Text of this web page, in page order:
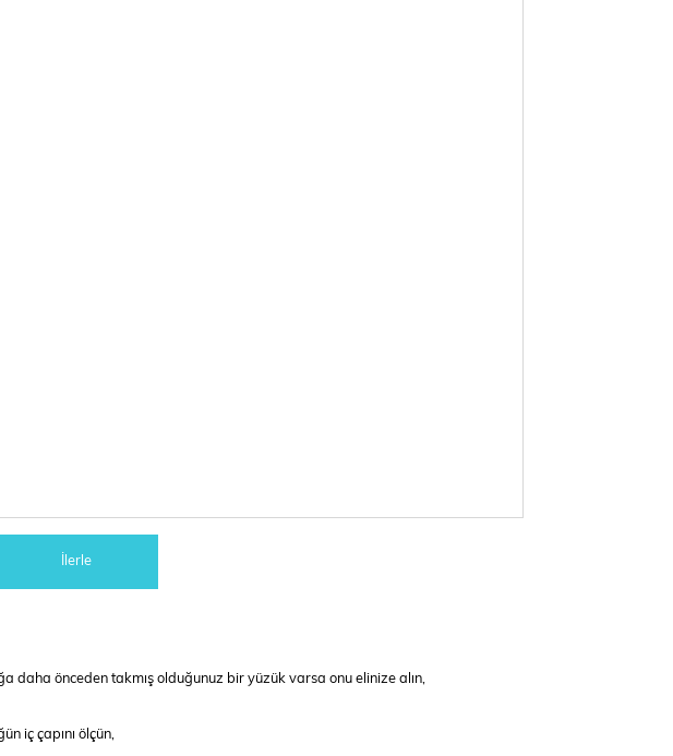
İlerle
daha önceden takmış olduğunuz bir yüzük varsa onu elinize alın,
iç çapını ölçün,